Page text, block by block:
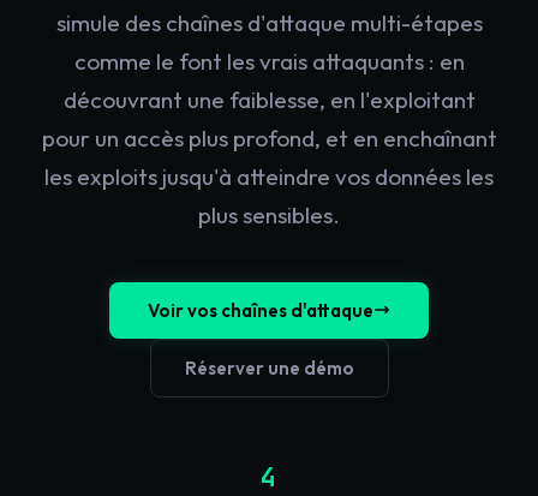
simule des chaînes d'attaque multi-étapes
comme le font les vrais attaquants : en
découvrant une faiblesse, en l'exploitant
pour un accès plus profond, et en enchaînant
les exploits jusqu'à atteindre vos données les
plus sensibles.
Voir vos chaînes d'attaque
Réserver une démo
4